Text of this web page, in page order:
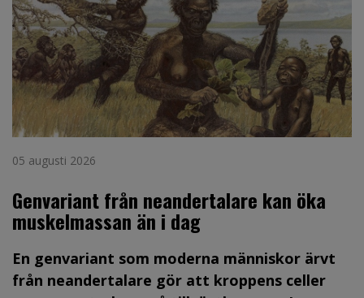
05 augusti 2026
Genvariant från neandertalare kan öka
muskelmassan än i dag
En genvariant som moderna människor ärvt
från neandertalare gör att kroppens celler